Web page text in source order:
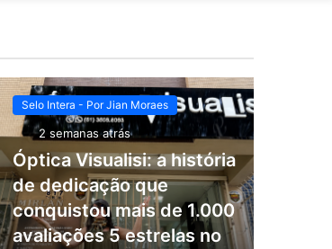
Selo Intera - Por Jian Moraes
2 semanas atrás
Óptica Visualisi: a história
de dedicação que
conquistou mais de 1.000
avaliações 5 estrelas no